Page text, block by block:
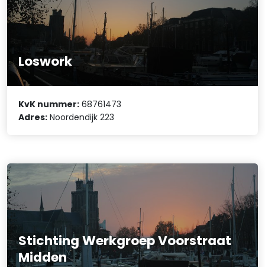
Loswork
KvK nummer: 68761473
Adres: Noordendijk 223
Stichting Werkgroep Voorstraat
Midden